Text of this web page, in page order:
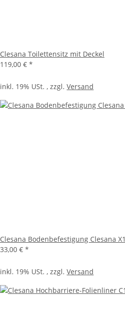
Clesana Toilettensitz mit Deckel
119,00 € *
inkl. 19% USt. , zzgl. Versand
Clesana Bodenbefestigung Clesana X1
33,00 € *
inkl. 19% USt. , zzgl. Versand